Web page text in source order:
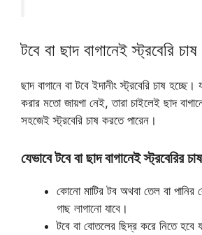
টবে বা ছাদ বাগানেই স্ট্রবেরি চাষ
ছাদ বাগানে বা টবে ইদানীং স্ট্রবেরি চাষ হচ্ছে।
করার মতো জায়গা নেই, তারা চাইলেই ছাদ বাগানে
সহজেই স্ট্রবেরি চাষ করতে পারেন।
যেভাবে টবে বা ছাদ বাগানেই স্ট্রবেরির
কোনো মাটির টব অথবা তেল বা পানির
গাছ লাগানো যাবে।
টবে বা বোতলের ছিদ্র করে নিতে হবে